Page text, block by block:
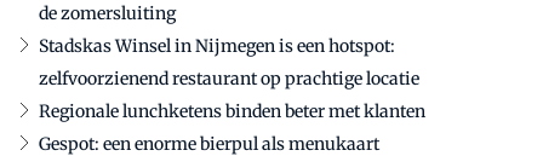
de zomersluiting
Stadskas Winsel in Nijmegen is een hotspot:
zelfvoorzienend restaurant op prachtige locatie
Regionale lunchketens binden beter met klanten
Gespot: een enorme bierpul als menukaart